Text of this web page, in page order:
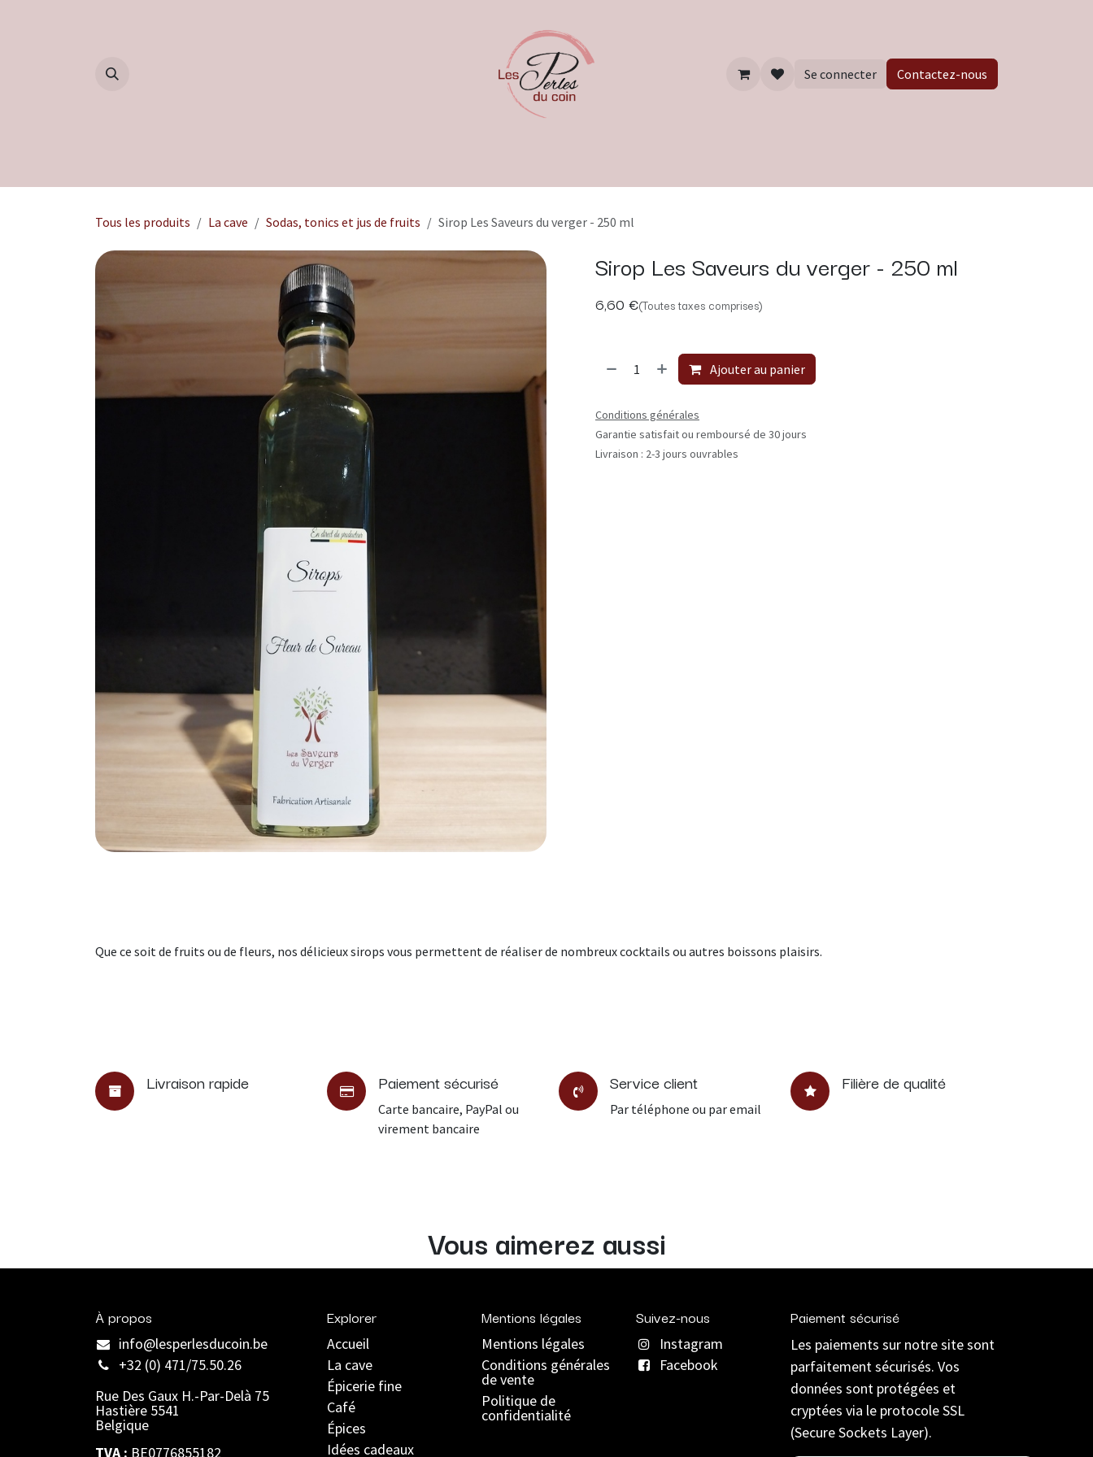
Se connecter Contactez-nous
Tous les produits La cave Sodas, tonics et jus de fruits Sirop Les Saveurs du verger - 250 ml
Sirop Les Saveurs du verger - 250 ml
6,60 €(Toutes taxes comprises)
Ajouter au panier
Conditions générales
Garantie satisfait ou remboursé de 30 jours
Livraison : 2-3 jours ouvrables
Que ce soit de fruits ou de fleurs, nos délicieux sirops vous permettent de réaliser de nombreux cocktails ou autres boissons plaisirs.
Livraison rapide Paiement sécurisé
Carte bancaire, PayPal ou
virement bancaire
Service client
Par téléphone ou par email
Filière de qualité
Vous aimerez aussi
À propos
info@lesperlesducoin.be​
+32 (0) 471/75.50.26
Rue Des Gaux H.-Par-Delà 75
Hastière 5541
Belgique
TVA : BE0776855182
Explorer
Accueil
La cave
Épicerie fine
Café
Épices
Idées cadeaux
Mentions légales
Mentions légales
Conditions générales
de vente
Politique de
confidentialité
Suivez-nous
Instagram
Facebook
Paiement sécurisé
Les paiements sur notre site sont
parfaitement sécurisés. Vos
données sont protégées et
cryptées via le protocole SSL
(Secure Sockets Layer).